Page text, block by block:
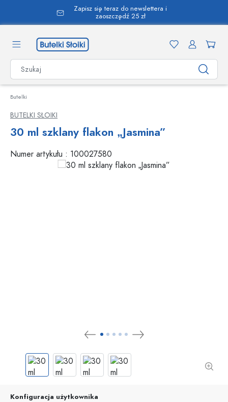
zawartości
Zapisz się teraz do newslettera i
zaoszczędź 25 zł
Butelki
BUTELKI SŁOIKI
30 ml szklany flakon „Jasmina”
Numer artykułu : 100027580
Konfiguracja użytkownika